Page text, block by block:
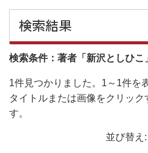
検索結果
検索条件：著者「新沢としひこ
1件見つかりました。 1～1件を
タイトルまたは画像をクリック
す。
並び替え: